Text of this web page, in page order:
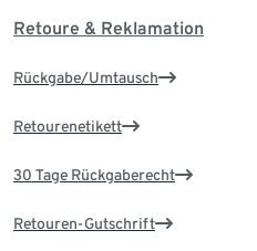
Retoure & Reklamation
Rückgabe/Umtausch
Retourenetikett
30 Tage Rückgaberecht
Retouren-Gutschrift